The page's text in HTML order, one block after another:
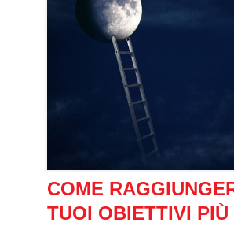
COME
TUOI OBIETTIVI PIÙ